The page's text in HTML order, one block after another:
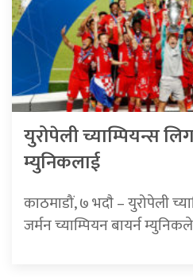
युरोपेली च्याम्पियन्स
म्युनिकलाई
काठमाडौं, ७ भदाै – युरोपेली
जर्मन च्याम्पियन बायर्न